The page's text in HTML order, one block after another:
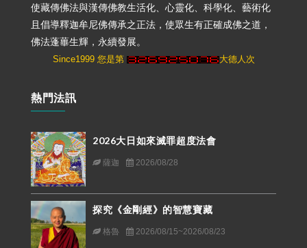
使藏傳佛法與漢傳佛教生活化、心靈化、科學化、藝術化
且倡導釋迦牟尼佛傳承之正法，使眾生有正確成佛之道，
佛法蓬蓽生輝，永續發展。
Since1999 您是第 大德人次
熱門法訊
2026大日如來滅罪超度法會
薩迦 2026/08/28
探究《金剛經》的智慧寶藏
格魯 2026/08/15~2026/08/23